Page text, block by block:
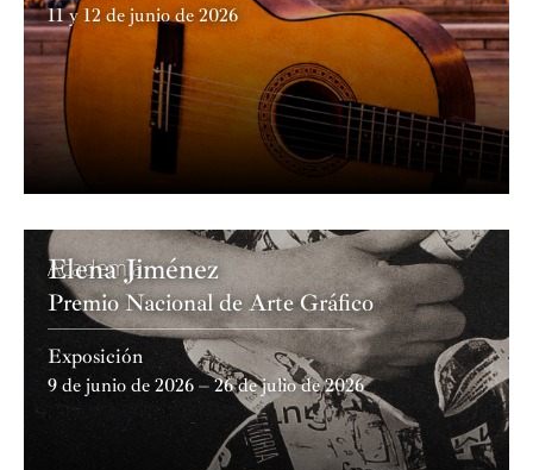
11 y 12 de junio de 2026
Academia
Elena Jiménez
Premio Nacional de Arte Gráfico
Exposición
9 de junio de 2026 – 26 de julio de 2026